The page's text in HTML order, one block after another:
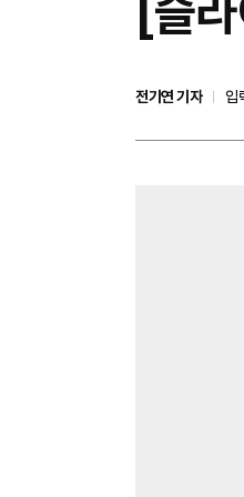
[슬
전기연 기자 입